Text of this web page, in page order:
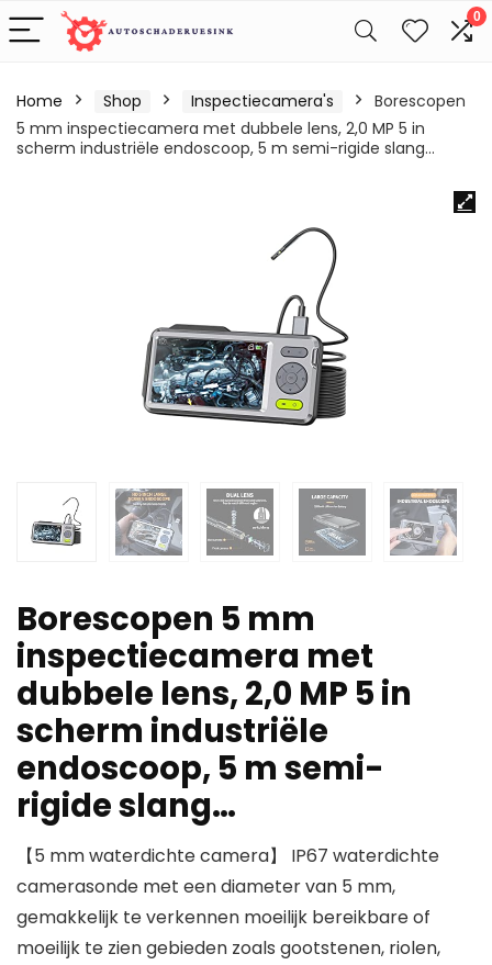
0
Home Shop Inspectiecamera's
Borescopen
5 mm inspectiecamera met dubbele lens, 2,0 MP 5 in
scherm industriële endoscoop, 5 m semi-rigide slang…
Borescopen 5 mm
inspectiecamera met
dubbele lens, 2,0 MP 5 in
scherm industriële
endoscoop, 5 m semi-
rigide slang…
【5 mm waterdichte camera】 IP67 waterdichte
camerasonde met een diameter van 5 mm,
gemakkelijk te verkennen moeilijk bereikbare of
moeilijk te zien gebieden zoals gootstenen, riolen,